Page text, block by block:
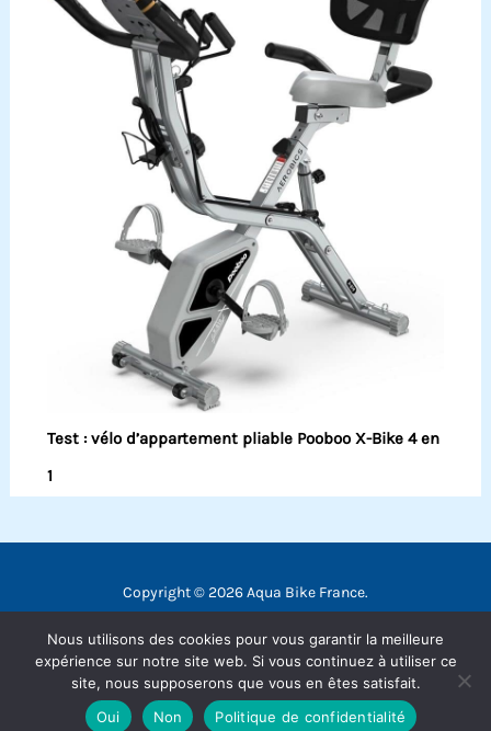
Test : vélo d’appartement pliable Pooboo X-Bike 4 en
1
Copyright © 2026 Aqua Bike France.
Contact
Mentions légales
Politique de confidentialité
Nous utilisons des cookies pour vous garantir la meilleure
expérience sur notre site web. Si vous continuez à utiliser ce
site, nous supposerons que vous en êtes satisfait.
Oui
Non Politique de confidentialité